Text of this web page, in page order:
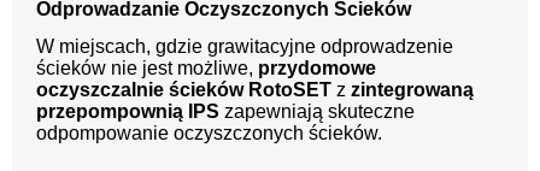
Odprowadzanie Oczyszczonych Ścieków
W miejscach, gdzie grawitacyjne odprowadzenie
ścieków nie jest możliwe, przydomowe
oczyszczalnie ścieków RotoSET z zintegrowaną
przepompownią IPS zapewniają skuteczne
odpompowanie oczyszczonych ścieków.